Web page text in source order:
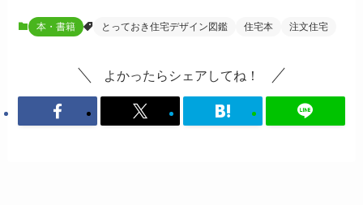
本・書籍 とっておき住宅デザイン図鑑 住宅本 注文住宅
よかったらシェアしてね！